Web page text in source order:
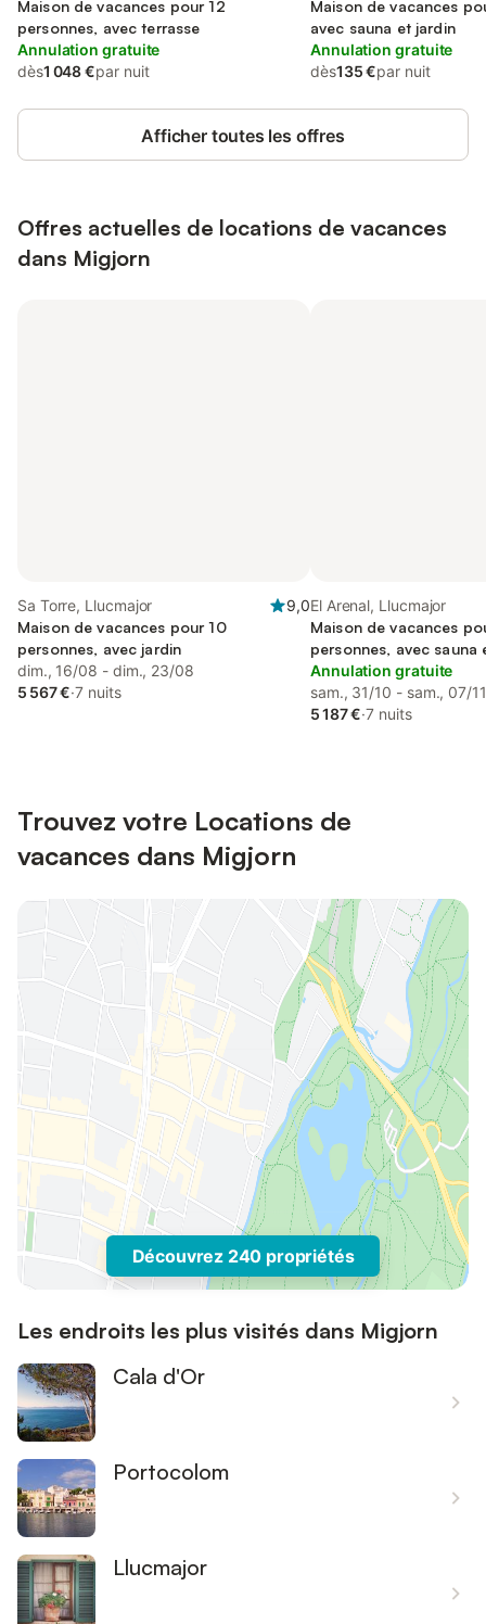
Maison de vacances pour 12
personnes, avec terrasse
Annulation gratuite
dès1 048 €par nuit
Maison de vacances
avec sauna et jardin
Annulation gratuite
dès135 €par nuit
Afficher toutes les offres
Offres actuelles de locations de vacances
dans Migjorn
Sa Torre, Llucmajor
9,0
Maison de vacances pour 10
personnes, avec jardin
dim., 16/08 - dim., 23/08
5 567 €·7 nuits
El Arenal, Llucmajor
Maison de vacances
personnes, avec sauna
Annulation gratuite
sam., 31/10 - sam., 07/11
5 187 €·7 nuits
Trouvez votre Locations de
vacances dans Migjorn
Découvrez 240 propriétés
Les endroits les plus visités dans Migjorn
Cala d'Or
Portocolom
Llucmajor